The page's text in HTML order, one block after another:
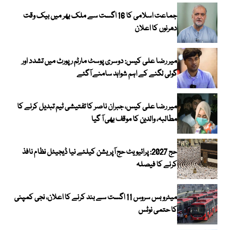
جماعت اسلامی کا 16 اگست سے ملک بھر میں بیک وقت
دھرنوں کا اعلان
میر رضا علی کیس: دوسری پوسٹ مارٹم رپورٹ میں تشدد اور
گولی لگنے کے اہم شواہد سامنے آگئے
میر رضا علی کیس، جبران ناصر کا تفتیشی ٹیم تبدیل کرنے کا
مطالبہ، والدین کا موقف بھی آ گیا
حج 2027: پرائیویٹ حج آپریشن کیلئے نیا ڈیجیٹل نظام نافذ
کرنے کا فیصلہ
میٹرو بس سروس 11 اگست سے بند کرنے کا اعلان، نجی کمپنی
کا حتمی نوٹس